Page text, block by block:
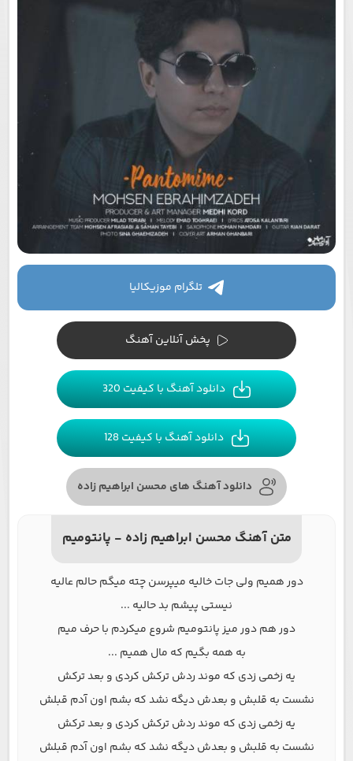
تلگرام موزیکالیا
پخش آنلاین آهنگ
دانلود آهنگ با کیفیت 320
دانلود آهنگ با کیفیت 128
دانلود آهنگ های محسن ابراهیم زاده
متن آهنگ محسن ابراهیم زاده - پانتومیم
دور همیم ولی جات خالیه میپرسن چته میگم حالم عالیه
نیستی پیشم بد حالیه ...
دور هم دور میز پانتومیم شروع میکردم با حرف میم
به همه بگیم که مال همیم ...
یه زخمی زدی که موند ردش ترکش کردی و بعد ترکش
نشست به قلبش و بعدش دیگه نشد که بشم اون آدم قبلش
یه زخمی زدی که موند ردش ترکش کردی و بعد ترکش
نشست به قلبش و بعدش دیگه نشد که بشم اون آدم قبلش